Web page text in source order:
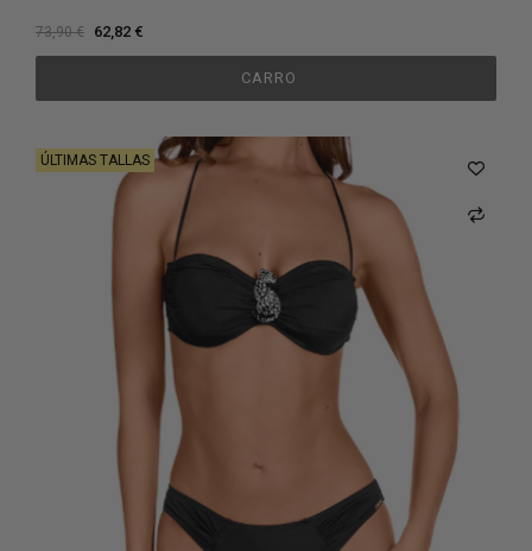
73,90 € 62,82 €
CARRO
ÚLTIMAS TALLAS